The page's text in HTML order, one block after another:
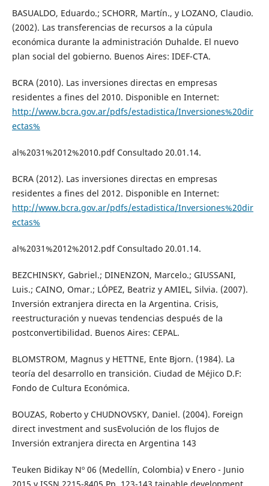
BASUALDO, Eduardo.; SCHORR, Martín., y LOZANO, Claudio.
(2002). Las transferencias de recursos a la cúpula
económica durante la administración Duhalde. El nuevo
plan social del gobierno. Buenos Aires: IDEF-CTA.
BCRA (2010). Las inversiones directas en empresas
residentes a fines del 2010. Disponible en Internet:
http://www.bcra.gov.ar/pdfs/estadistica/Inversiones%20dir
ectas%
al%2031%2012%2010.pdf Consultado 20.01.14.
BCRA (2012). Las inversiones directas en empresas
residentes a fines del 2012. Disponible en Internet:
http://www.bcra.gov.ar/pdfs/estadistica/Inversiones%20dir
ectas%
al%2031%2012%2012.pdf Consultado 20.01.14.
BEZCHINSKY, Gabriel.; DINENZON, Marcelo.; GIUSSANI,
Luis.; CAINO, Omar.; LÓPEZ, Beatriz y AMIEL, Silvia. (2007).
Inversión extranjera directa en la Argentina. Crisis,
reestructuración y nuevas tendencias después de la
postconvertibilidad. Buenos Aires: CEPAL.
BLOMSTROM, Magnus y HETTNE, Ente Bjorn. (1984). La
teoría del desarrollo en transición. Ciudad de Méjico D.F:
Fondo de Cultura Económica.
BOUZAS, Roberto y CHUDNOVSKY, Daniel. (2004). Foreign
direct investment and susEvolución de los flujos de
Inversión extranjera directa en Argentina 143
Teuken Bidikay Nº 06 (Medellín, Colombia) v Enero - Junio